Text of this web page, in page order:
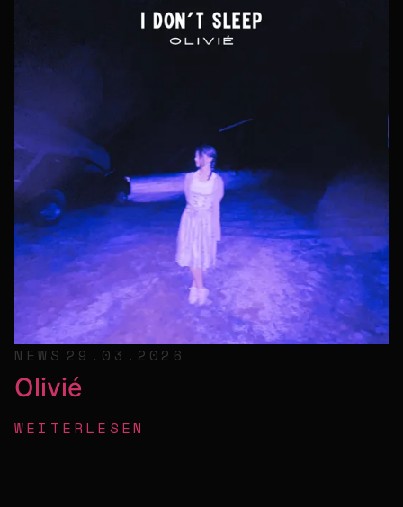
NEWS 29.03.2026
Olivié
WEITERLESEN